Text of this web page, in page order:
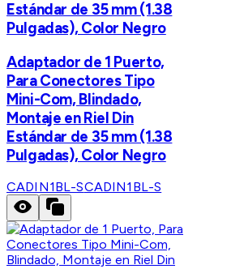
Estándar de 35 mm (1.38
Pulgadas), Color Negro
Adaptador de 1 Puerto,
Para Conectores Tipo
Mini-Com, Blindado,
Montaje en Riel Din
Estándar de 35 mm (1.38
Pulgadas), Color Negro
CADIN1BL-SCADIN1BL-S